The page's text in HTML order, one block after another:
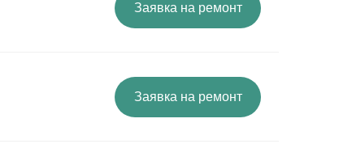
Заявка на ремонт
Заявка на ремонт